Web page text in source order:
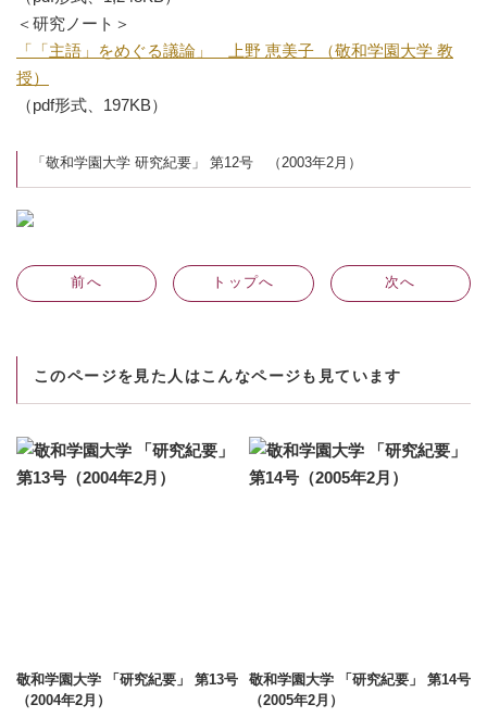
＜研究ノート＞
「「主語」をめぐる議論」 上野 恵美子 （敬和学園大学 教
授）
（pdf形式、197KB）
「敬和学園大学 研究紀要」 第12号 （2003年2月）
前へ トップへ 次へ
このページを見た人はこんなページも見ています
敬和学園大学 「研究紀要」 第13号
（2004年2月）
敬和学園大学 「研究紀要」 第14号
（2005年2月）